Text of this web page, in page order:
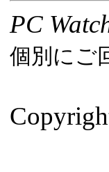
PC
個別にご